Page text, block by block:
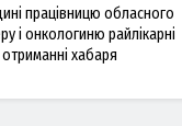
працівницю обласного
і онкологиню райлікарні
хабаря